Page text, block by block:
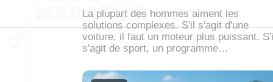
La plupart des hommes aiment les
solutions complexes. S'il s'agit d'une
voiture, il faut un moteur plus puissant.
s'agit de sport, un programme…